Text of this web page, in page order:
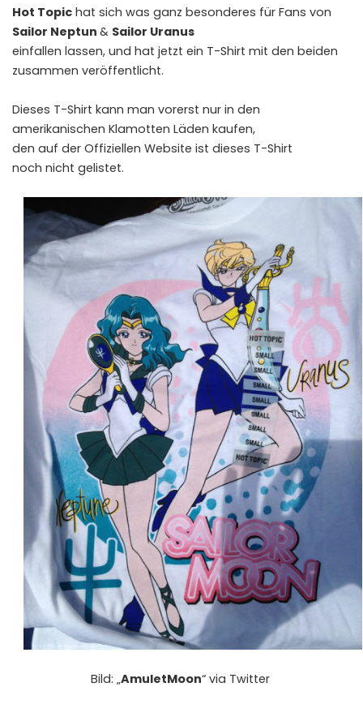
Hot Topic hat sich was ganz besonderes für Fans von
Sailor Neptun & Sailor Uranus
einfallen lassen, und hat jetzt ein T-Shirt mit den beiden
zusammen veröffentlicht.
Dieses T-Shirt kann man vorerst nur in den
amerikanischen Klamotten Läden kaufen,
den auf der Offiziellen Website ist dieses T-Shirt
noch nicht gelistet.
Bild: „AmuletMoon“ via Twitter